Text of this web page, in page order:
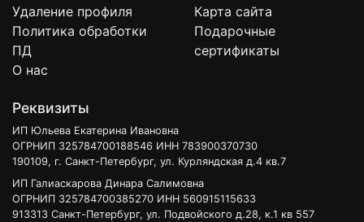
Удаление профиля
Политика обработки
ПД
О нас
Карта сайта
Подарочные
сертификаты
Реквизиты
ИП Юльева Екатерина Ивановна
ОГРНИП 325784700188546 ИНН 783900370730
190109, г. Санкт-Петербург, ул. Курляндская д.4 кв.7
ИП Галиаскарова Динара Салимовна
ОГРНИП 325784700385270 ИНН 560915115633
913313 Санкт-Петербург, ул. Подвойского д.28, к.1 кв 557